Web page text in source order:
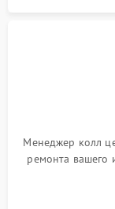
Менеджер колл
ремонта вашего